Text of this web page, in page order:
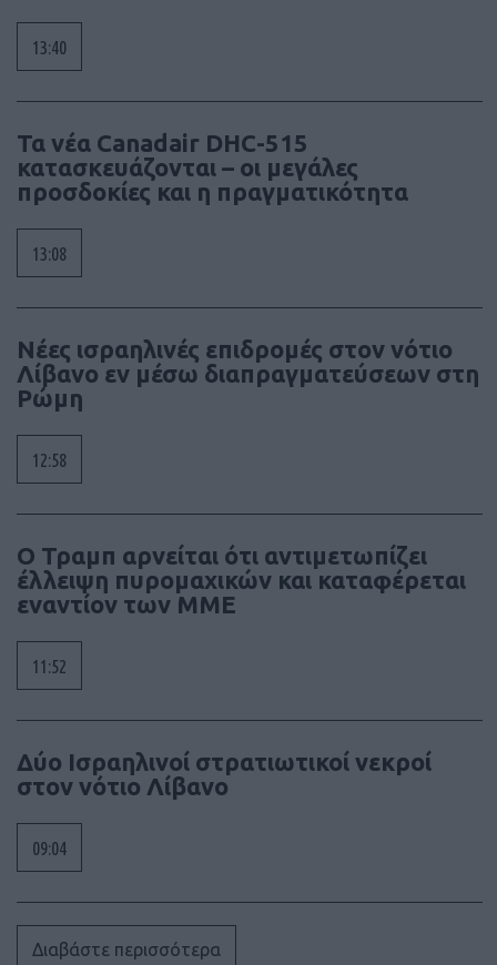
13:40
Τα νέα Canadair DHC-515
κατασκευάζονται – οι μεγάλες
προσδοκίες και η πραγματικότητα
13:08
Νέες ισραηλινές επιδρομές στον νότιο
Λίβανο εν μέσω διαπραγματεύσεων στη
Ρώμη
12:58
Ο Τραμπ αρνείται ότι αντιμετωπίζει
έλλειψη πυρομαχικών και καταφέρεται
εναντίον των ΜΜΕ
11:52
Δύο Ισραηλινοί στρατιωτικοί νεκροί
στον νότιο Λίβανο
09:04
Διαβάστε περισσότερα